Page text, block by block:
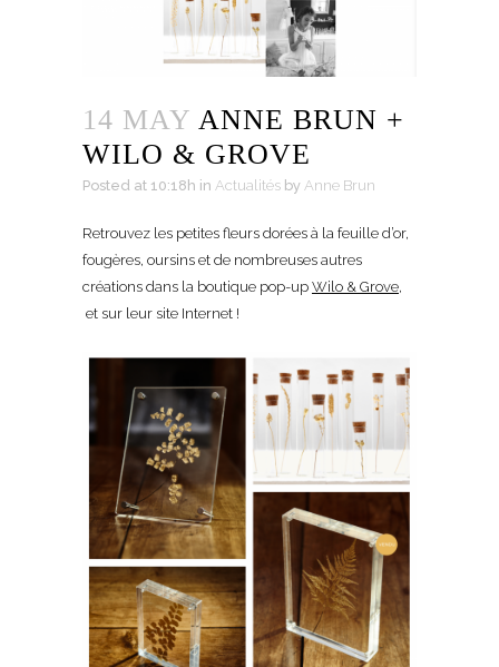
14 MAY ANNE BRUN +
WILO & GROVE
Posted at 10:18h in Actualités by Anne Brun
Retrouvez les petites fleurs dorées à la feuille d’or,
fougères, oursins et de nombreuses autres
créations dans la boutique pop-up Wilo & Grove,
et sur leur site Internet !